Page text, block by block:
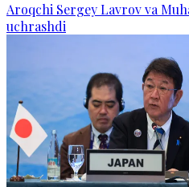
Aroqchi Sergey Lavrov va
uchrashdi